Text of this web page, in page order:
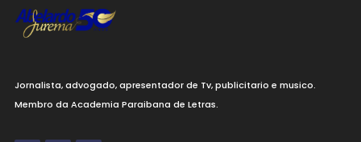
Jornalista, advogado, apresentador de Tv, publicitario e musico.
Membro da Academia Paraibana de Letras.